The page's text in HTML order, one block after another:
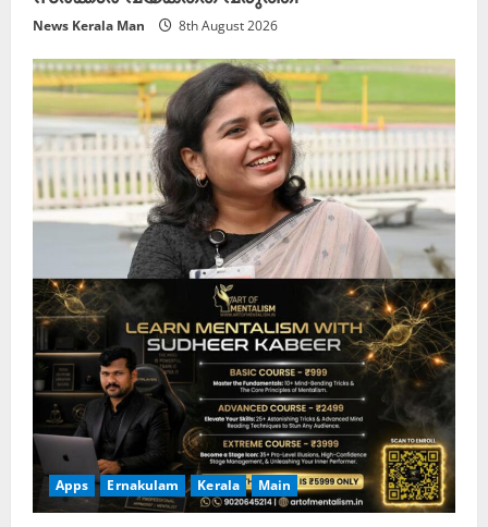
News Kerala Man 8th August 2026
Apps Ernakulam Kerala Main